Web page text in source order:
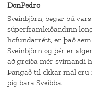
DonPedro
Sveinbjörn, þegar þú
súperframleiðandinn
höfundarrétt, en það
Sveinbjörn og þér er
að greiða mér svimandi
Þangað til okkar mál
þig bara Sveibba.